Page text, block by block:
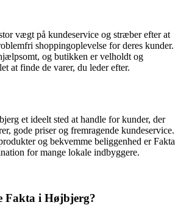
vægt på kundeservice og stræber efter at
shoppingoplevelse for deres kunder.
og butikken er velholdt og
at finde de varer, du leder efter.
et ideelt sted at handle for kunder, der
gode priser og fremragende kundeservice.
og bekvemme beliggenhed er Fakta
for mange lokale indbyggere.
Fakta i Højbjerg?